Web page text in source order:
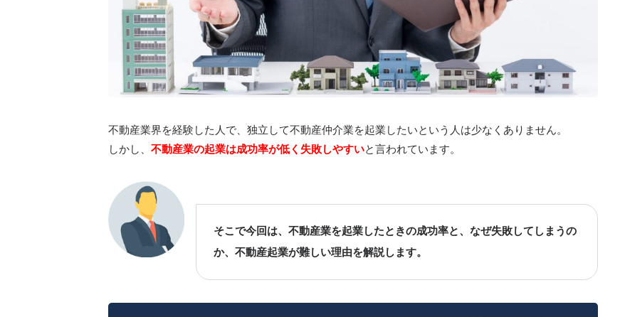
不動産業界を経験した人で、独立して不動産仲介業を起業したいという人は少なくありません。
しかし、 不動産業の起業は成功率が低く失敗しやすいと言われています。
そこで今回は、不動産業を起業したときの成功率と、なぜ失敗してしまうの
か、不動産起業が難しい理由を解説します。